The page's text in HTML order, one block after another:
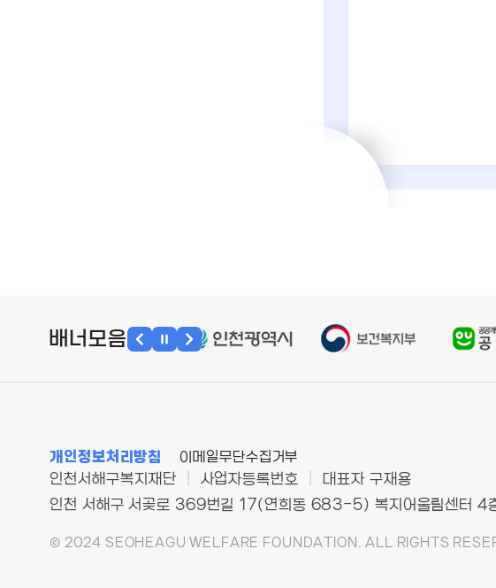
배너모음
개인정보처리방침 이메일무단수집거부
인천서해구복지재단 사업자등록번호
대표자 구재용
인천 서해구 서곶로 369번길 17(연희동 683-5) 복지어울림센터 4
© 2024 SEOHEAGU WELFARE FOUNDATION. ALL RIGHTS